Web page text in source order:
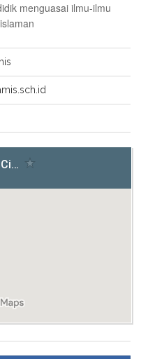
menguasai ilmu-ilmu